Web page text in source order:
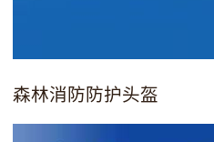
森林消防防护头盔